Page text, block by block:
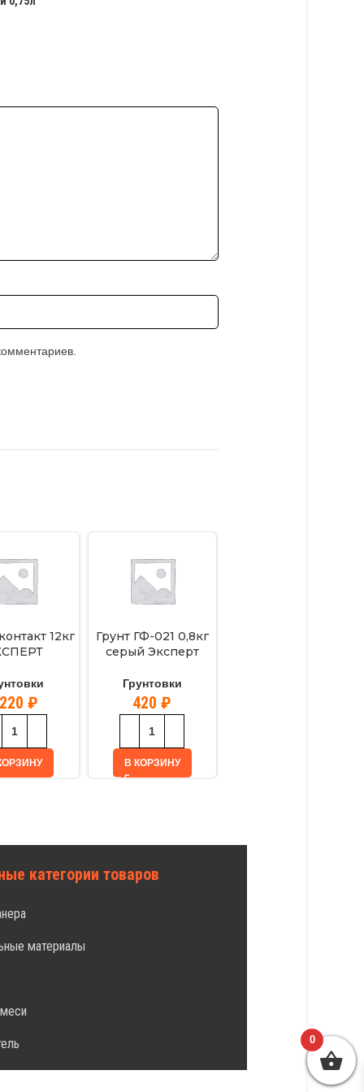
12кг
₽
Грунт ГФ-021 0,8кг
серый Эксперт
Грунтовки
420₽
В КОРЗИНУ
категории товаров
материалы
0